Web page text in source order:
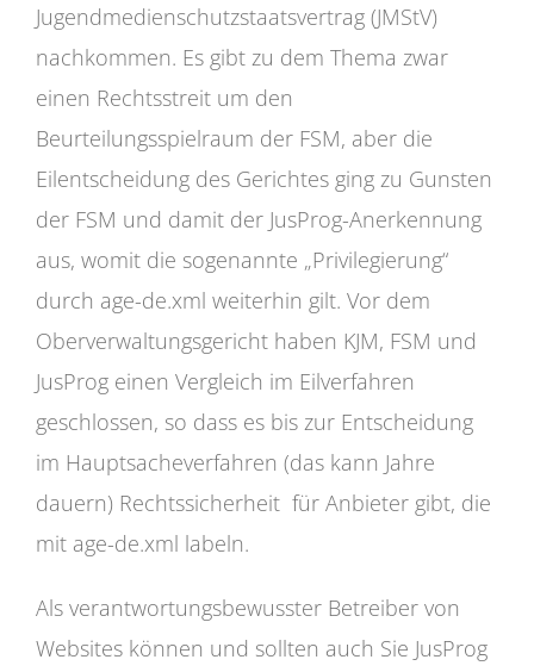
Jugendmedienschutzstaatsvertrag (JMStV)
nachkommen. Es gibt zu dem Thema zwar
einen Rechtsstreit um den
Beurteilungsspielraum der FSM, aber die
Eilentscheidung des Gerichtes ging zu Gunsten
der FSM und damit der JusProg-Anerkennung
aus, womit die sogenannte „Privilegierung“
durch age-de.xml weiterhin gilt. Vor dem
Oberverwaltungsgericht haben KJM, FSM und
JusProg einen Vergleich im Eilverfahren
geschlossen, so dass es bis zur Entscheidung
im Hauptsacheverfahren (das kann Jahre
dauern) Rechtssicherheit für Anbieter gibt, die
mit age-de.xml labeln.
Als verantwortungsbewusster Betreiber von
Websites können und sollten auch Sie JusProg